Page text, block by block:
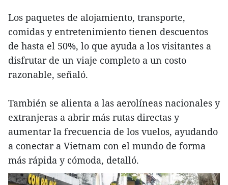
Los paquetes de alojamiento, transporte,
comidas y entretenimiento tienen descuentos
de hasta el 50%, lo que ayuda a los visitantes a
disfrutar de un viaje completo a un costo
razonable, señaló.
También se alienta a las aerolíneas nacionales y
extranjeras a abrir más rutas directas y
aumentar la frecuencia de los vuelos, ayudando
a conectar a Vietnam con el mundo de forma
más rápida y cómoda, detalló.